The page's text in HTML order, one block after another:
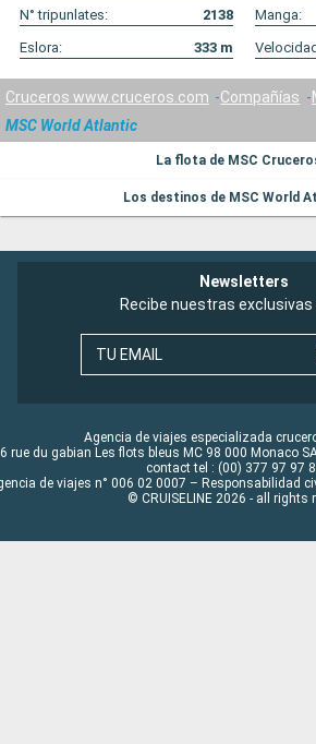
N° tripunlates:
2138 Manga:
Eslora:
333 m
Cruceros www.cruceros.com Compañías
MSC World Atlantic
La flota de MSC
Los destinos de MSC World
Newsletters
Recibe nuestras
TU EMAIL
Agencia de viajes especializada
rue du gabian Les flots bleus MC 98 000 Monaco
contact tel : (00) 377 97 97
de viajes n° 006 02 0007 – Responsabilidad
© CRUISELINE 2026 - all rights